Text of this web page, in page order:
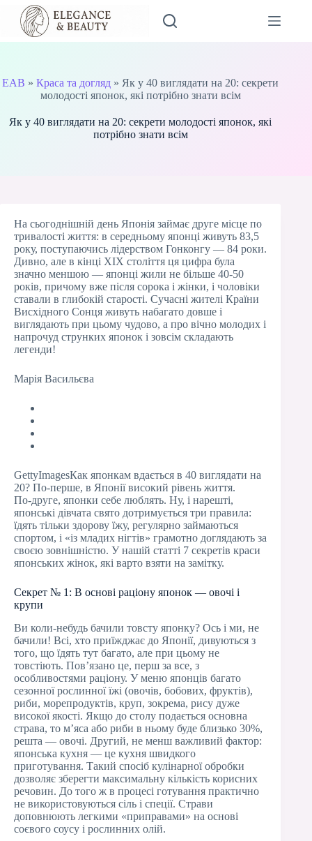
Перейти
вмісту
EAB »Краса та догляд » Як у 40 виглядати на 20: секрети
молодості японок, які потрібно знати всім
Як у 40 виглядати на 20: секрети молодості японок, які
потрібно знати всім
На сьогоднішній день Японія займає друге місце по
тривалості життя: в середньому японці живуть 83,5
року, поступаючись лідерством Гонконгу — 84 роки.
Дивно, але в кінці XIX століття ця цифра була
значно меншою — японці жили не більше 40-50
років, причому вже після сорока і жінки, і чоловіки
ставали в глибокій старості. Сучасні жителі Країни
Висхідного Сонця живуть набагато довше і
виглядають при цьому чудово, а про вічно молодих і
напрочуд струнких японок і зовсім складають
легенди!
Марія Васильєва
GettyImagesКак японкам вдається в 40 виглядати на
20? По‑перше, в Японії високий рівень життя.
По‑друге, японки себе люблять. Ну, і нарешті,
японські дівчата свято дотримується три правила:
їдять тільки здорову їжу, регулярно займаються
спортом, і «із младих нігтів» грамотно доглядають за
своєю зовнішністю. У нашій статті 7 секретів краси
японських жінок, які варто взяти на замітку.
Секрет № 1: В основі раціону японок — овочі і
крупи
Ви коли-небудь бачили товсту японку? Ось і ми, не
бачили! Всі, хто приїжджає до Японії, дивуються з
того, що їдять тут багато, але при цьому не
товстіють. Пов’язано це, перш за все, з
особливостями раціону. У меню японців багато
сезонної рослинної їжі (овочів, бобових, фруктів),
риби, морепродуктів, круп, зокрема, рису дуже
високої якості. Якщо до столу подається основна
страва, то м’яса або риби в ньому буде близько 30%,
решта — овочі. Другий, не менш важливий фактор:
японська кухня — це кухня швидкого
приготування. Такий спосіб кулінарної обробки
дозволяє зберегти максимальну кількість корисних
речовин. До того ж в процесі готування практично
не використовуються сіль і спеції. Страви
доповнюють легкими «приправами» на основі
соєвого соусу і рослинних олій.